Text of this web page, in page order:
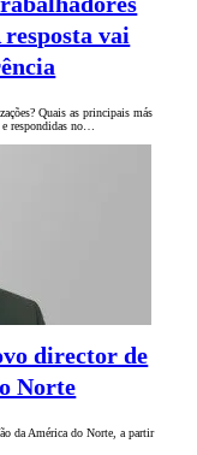
resposta vai
Quais as principais más
e respondidas no…
director de
Norte
da América do Norte, a partir